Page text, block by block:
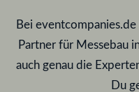
Bei
Partner für Messebau
auch genau die
Du